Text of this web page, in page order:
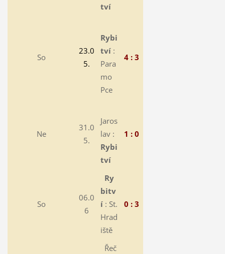
tví
So
23.0
5.
Rybi
tví:
Para
mo
Pce
4 : 3
Ne
31.0
5.
Jaros
lav :
Rybi
tví
1 : 0
So
06.0
6
Ry
bitv
í: St.
Hrad
iště
0 : 3
Řeč